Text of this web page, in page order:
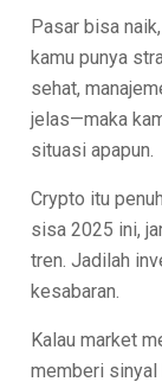
Pasar bisa
kamu punya
sehat,
jelas—maka
situasi apapun.
Crypto itu
sisa 2025 ini,
tren. Jadilah
kesabaran.
Kalau market
memberi sinyal